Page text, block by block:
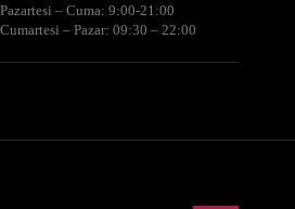
Pazartesi – Cuma: 9:00-21:00
Cumartesi – Pazar: 09:30 – 22:00